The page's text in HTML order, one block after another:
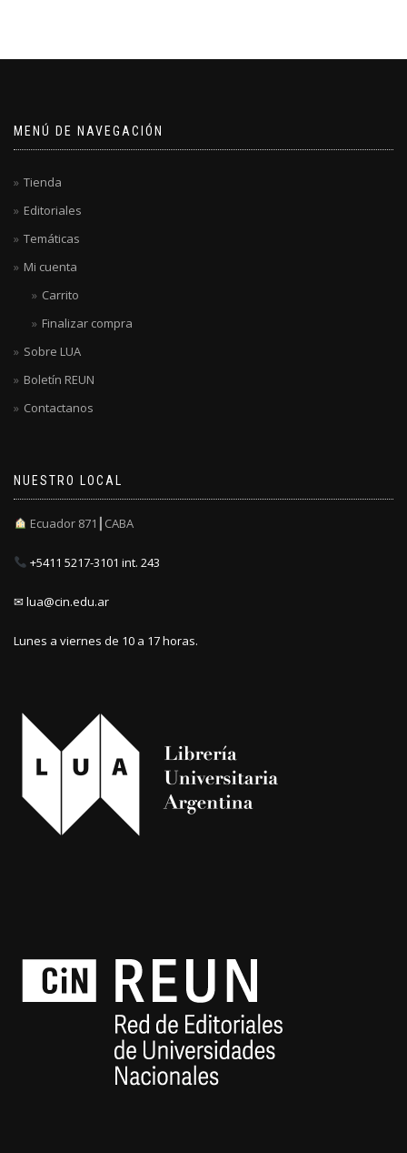
MENÚ DE NAVEGACIÓN
Tienda
Editoriales
Temáticas
Mi cuenta
Carrito
Finalizar compra
Sobre LUA
Boletín REUN
Contactanos
NUESTRO LOCAL
Ecuador 871┃CABA
+5411 5217-3101 int. 243
✉ lua@cin.edu.ar
Lunes a viernes de 10 a 17 horas.